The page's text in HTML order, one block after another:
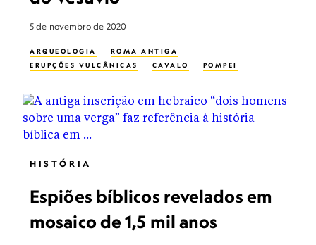
5 de novembro de 2020
ARQUEOLOGIA
ROMA ANTIGA
ERUPÇÕES VULCÂNICAS
CAVALO POMPEI
HISTÓRIA
Espiões bíblicos revelados em
mosaico de 1,5 mil anos